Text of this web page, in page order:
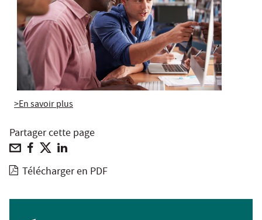
>En savoir plus
Partager cette page
Télécharger en PDF